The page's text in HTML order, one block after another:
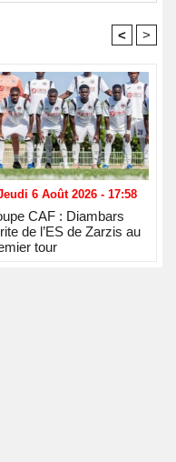
< >
6 Août 2026 - 17:58
CAF : Diambars
de l’ES de Zarzis au
tour